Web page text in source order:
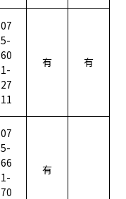
07
5-
60
1-
27
11
有 有
07
5-
66
1-
70
有